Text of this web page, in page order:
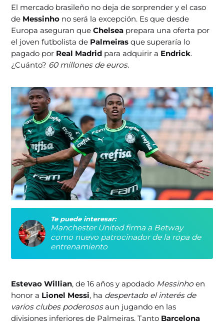
El mercado brasileño no deja de sorprender y el caso
de Messinho no será la excepción. Es que desde
Europa aseguran queChelsea prepara una oferta por
el joven futbolista de Palmeiras que superaría lo
pagado por Real Madrid para adquirir a Endrick.
¿Cuánto? 60 millones de euros.
Te puede interesar:
Manchester United firma a Betway
como nuevo patrocinador de la ropa de
entrenamiento
Estevao Willian, de 16 años y apodado Messinhoen
honor a Lionel Messi, ha despertado el interés de
varios clubes poderososaun jugando en las
divisiones inferiores de Palmeiras. Tanto Barcelona